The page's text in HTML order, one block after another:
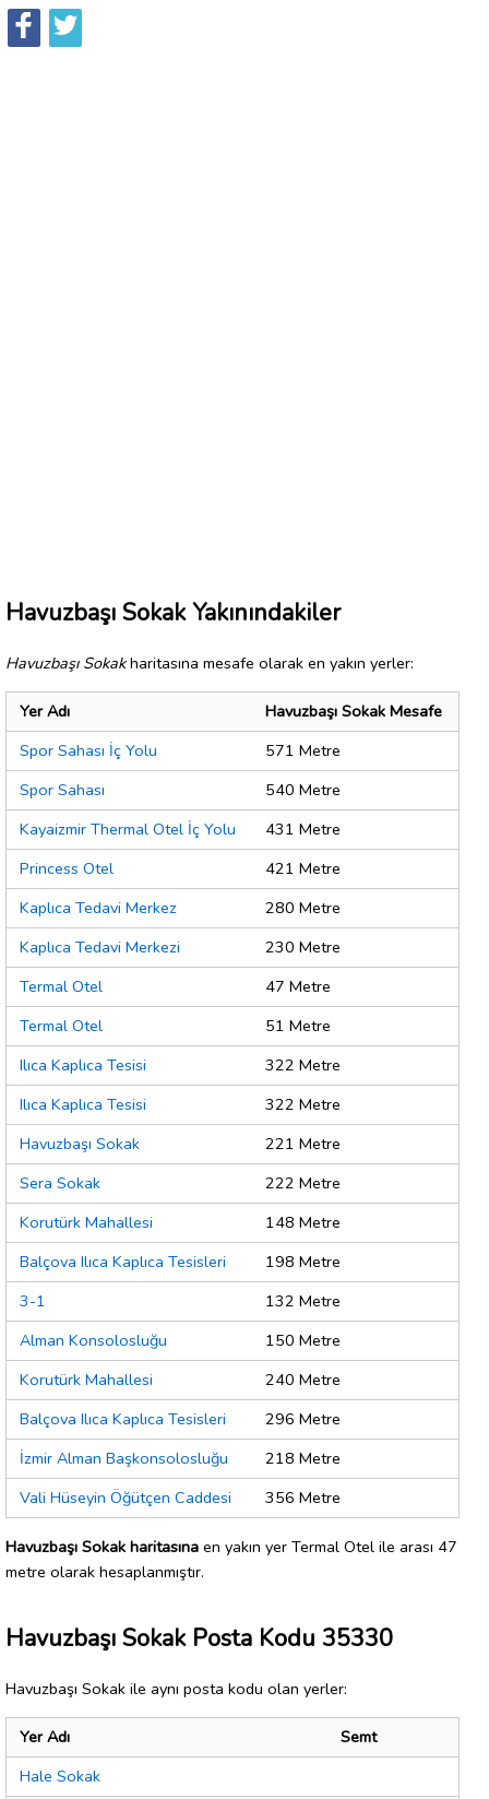
Havuzbaşı Sokak Yakınındakiler
Havuzbaşı Sokakharitasına mesafe olarak en yakın yerler:
Yer Adı
Havuzbaşı Sokak Mesafe
Spor Sahası İç Yolu
571 Metre
Spor Sahası
540 Metre
Kayaizmir Thermal Otel İç Yolu
431 Metre
Princess Otel
421 Metre
Kaplıca Tedavi Merkez
280 Metre
Kaplıca Tedavi Merkezi
230 Metre
Termal Otel
47 Metre
Termal Otel
51 Metre
Ilıca Kaplıca Tesisi
322 Metre
Ilıca Kaplıca Tesisi
322 Metre
Havuzbaşı Sokak
221 Metre
Sera Sokak
222 Metre
Korutürk Mahallesi
148 Metre
Balçova Ilıca Kaplıca Tesisleri
198 Metre
3-1
132 Metre
Alman Konsolosluğu
150 Metre
Korutürk Mahallesi
240 Metre
Balçova Ilıca Kaplıca Tesisleri
296 Metre
İzmir Alman Başkonsolosluğu
218 Metre
Vali Hüseyin Öğütçen Caddesi
356 Metre
Havuzbaşı Sokak haritasına en yakın yer Termal Otel ile arası 47
metre olarak hesaplanmıştır.
Havuzbaşı Sokak Posta Kodu 35330
Havuzbaşı Sokak ile aynı posta kodu olan yerler:
Yer Adı
Semt
Hale Sokak